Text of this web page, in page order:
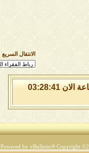
الانتقال السريع
الخميس 6 من اغسطس 2026 , الساعة الان 03:28:41
Powered by vBulletin® Copyright